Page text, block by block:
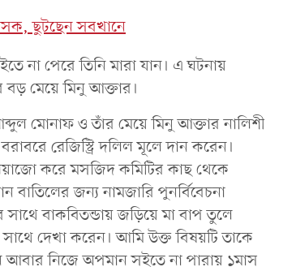
ছুটছেন সবখানে
না পেরে তিনি মারা যান। এ ঘটনায়
মেয়ে মিনু আক্তার।
মোনাফ ও তাঁর মেয়ে মিনু আক্তার নালিশী
রেজিস্ট্রি দলিল মূলে দান করেন।
করে মসজিদ কমিটির কাছ থেকে
বাতিলের জন্য নামজারি পুনর্বিবেচনা
বাকবিতন্ডায় জড়িয়ে মা বাপ তুলে
দেখা করেন। আমি উক্ত বিষয়টি তাকে
আবার নিজে অপমান সইতে না পারায় ১মাস